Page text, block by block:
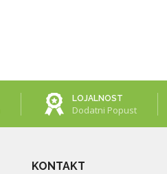
LOJALNOST
Dodatni Popust
KONTAKT